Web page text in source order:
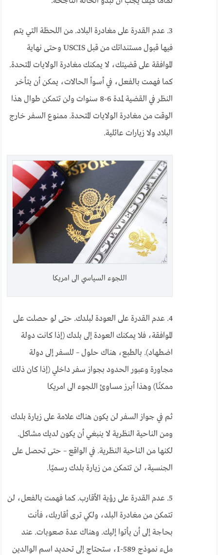
3. عدم القدرة على مغادرة البلاد. من اللحظة التي يتم
فيها قبول مستنداتك من قبل USCIS وحتى نهاية
الموافقة على قضيتك، لا يمكنك مغادرة الولايات المتحدة.
كما فهمت بالفعل، في أسوأ الحالات، يمكن أن يتأخر
النظر في القضية لمدة 6-8 سنوات ولن تتمكن طوال هذا
الوقت من مغادرة الولايات المتحدة. ممنوع السفر خارج
البلاد ولا زيارات عائلية.
اللجوء السياسي الى امريكا
4. عدم القدرة على العودة لبلدك. حتى لو حصلت على
الموافقة، فلا يمكنك العودة إلى بلدك (إذا كانت دولة
اضطهاد). بالطبع، هناك حلول – للسفر إلى دولة
مجاورة وعبور الحدود بجواز سفر داخلي (إذا كان ذلك
ممكنًا) وهذا أبرز مساوئ اللجوء الى امريكا
ثم في جواز السفر لن يكون هناك علامة على زيارة بلدك
ومن الناحية النظرية لا ينبغي أن يكون لديك مشاكل.
لكنها من الناحية النظرية. في الواقع – حتى تحصل على
الجنسية، لن تتمكن من زيارة بلدك رسميًا.
5. عدم القدرة على رؤية الأقارب. كما فهمت بالفعل، لن
تتمكن من مغادرة البلد، ولكي ترى أقاربك، فأنت
بحاجة إلى أن يأتوا إليك. وهناك عدة صعوبات. عند
ملء نموذج I-589، ستحتاج إلى تحديد اسم الوالدين